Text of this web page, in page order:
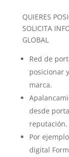
QUIERES
SOLICITA
GLOBAL
Red de
posicionar
marca.
desde
reputación.
Por
digital